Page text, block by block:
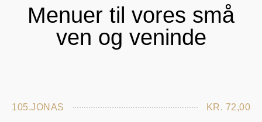
Menuer til vores små
ven og veninde
105.JONAS KR. 72,00